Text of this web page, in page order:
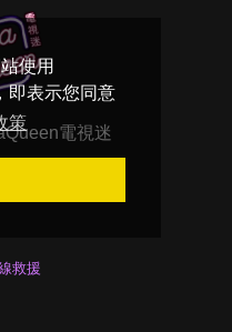
使用
即表示您同意
策
電視迷
救援